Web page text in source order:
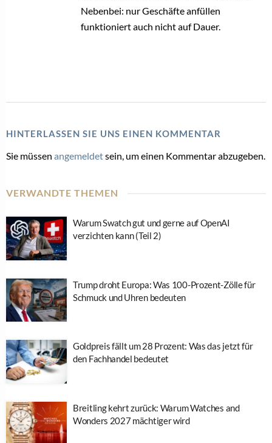
Nebenbei: nur Geschäfte anfüllen
funktioniert auch nicht auf Dauer.
HINTERLASSEN SIE UNS EINEN KOMMENTAR
Sie müssen angemeldetsein, um einen Kommentar abzugeben.
VERWANDTE THEMEN
Warum Swatch gut und gerne auf OpenAI
verzichten kann (Teil 2)
Trump droht Europa: Was 100-Prozent-Zölle für
Schmuck und Uhren bedeuten
Goldpreis fällt um 28 Prozent: Was das jetzt für
den Fachhandel bedeutet
Breitling kehrt zurück: Warum Watches and
Wonders 2027 mächtiger wird